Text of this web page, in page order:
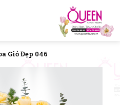
Giỏ Đẹp 046